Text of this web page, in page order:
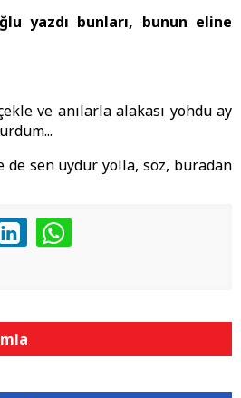
yazdı bunları, bunun eline
ve anılarla alakası yohdu ay
de sen uydur yolla, söz, buradan